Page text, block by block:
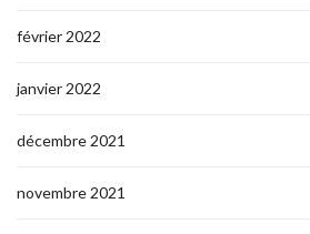
février 2022
janvier 2022
décembre 2021
novembre 2021